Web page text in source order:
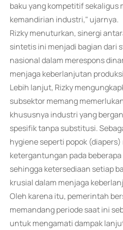
baku yang kompetitif sekaligus
kemandirian industri," ujarnya.
Rizky menuturkan, sinergi
sintetis ini menjadi bagian dari
nasional dalam merespons
menjaga keberlanjutan
Lebih lanjut, Rizky
subsektor memang
khususnya industri yang
spesifik tanpa substitusi.
hygiene seperti popok
ketergantungan pada
sehingga ketersediaan setiap
krusial dalam menjaga
Oleh karena itu, pemerintah
memandang periode saat ini
untuk mengamati dampak